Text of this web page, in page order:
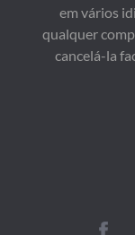
em vários
qualquer
cancelá-la